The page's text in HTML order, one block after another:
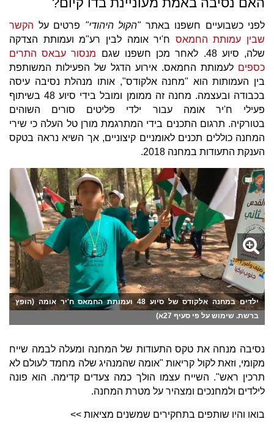
לפני כשבועיים חשפנו באתר"הקול היהודי" פרטים על הקשר
שבין עמותת החמאס ח'יר אומה לבין רע"מ ועמותת הצדקה
שלה, סיוע 48. לאחר מכן חשפנו שגם
מנסור עבאס התרים
כספים לעמותת החמאס. אירוע הדגל של הפעילות המשותפת
בין העמותות הוא "מחנה אלקודס", אותו מנהלת נסיבה עיסה
בכבודה ובעצמה. מחנה זה ממומן ומובל בידי סיוע 48 בשיתוף
פעילי ח'יר אומה עבור ילדי פליטים סורים השוהים
בטורקיה. תרגום התכנים בידי המתרגמת מורן טל העלה כי שירי
המחנה כוללים תכנים לאומניים קיצוניים, אך השיא נראה בטקס
הענקת התעודות במחנה 2018.
ילדים במחנה אלקודס של סיוע 48 ועמותת החמאס ח'יר אומה (הופץ
ברשת. שימוש על פי סעיף 27א)
נסיבה מנחה את טקס התעודות של המחנה ומעלה לבמה שייח
מקומי, וזאת לקול קריאות "אומה שהמנהיג שלה מחמד לעולם לא
תרכין ראש". השייח עצמו הולך כמה צעדים קדימה. הוא פונה
לילדים ולמחנכים ומצהיר על מטרת המחנה.
בואו והיו שותפים בתחקירים שמשנים מציאות >>